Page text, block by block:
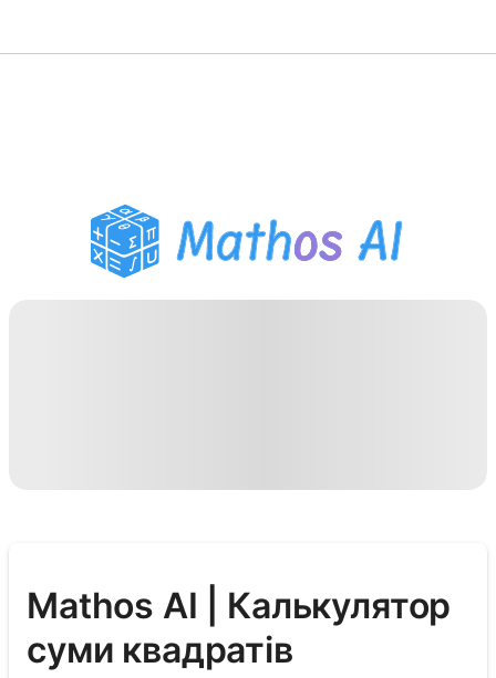
Помічник з домашнім
завданням PDF
Mathos AI | Калькулятор
суми квадратів